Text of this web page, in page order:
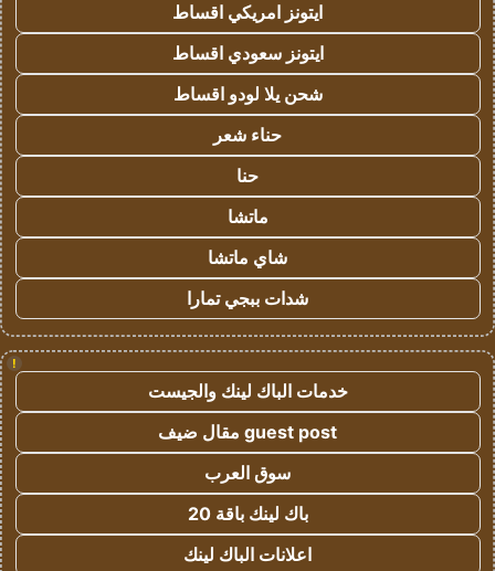
ايتونز امريكي اقساط
ايتونز سعودي اقساط
شحن يلا لودو اقساط
حناء شعر
حنا
ماتشا
شاي ماتشا
شدات ببجي تمارا
!
خدمات الباك لينك والجيست
guest post مقال ضيف
سوق العرب
باك لينك باقة 20
اعلانات الباك لينك